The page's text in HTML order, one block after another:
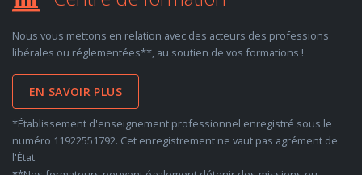
Nous vous mettons en relation avec des acteurs des professions
libérales ou réglementées**, au soutien de vos formations !
EN SAVOIR PLUS
*Établissement d'enseignement professionnel enregistré sous le
numéro 11922551792. Cet enregistrement ne vaut pas agrément de
l'État.